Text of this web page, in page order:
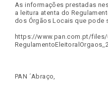
As informações prestadas
a leitura atenta do
dos Órgãos Locais que pode
https://www.pan.com.pt/
PAN ´Abraço,